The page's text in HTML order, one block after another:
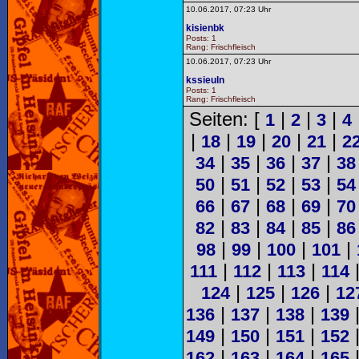
10.06.2017, 07:23 Uhr
kisienbk
Posts: 1
Rang: Frischfleisch
10.06.2017, 07:23 Uhr
kssieuln
Posts: 1
Rang: Frischfleisch
Seiten: [ 1| 2| 3| 4
| 18| 19| 20| 21|
34| 35 | 36 | 37 | 38
50 | 51 | 52 | 53 | 54
66 | 67 | 68 | 69 | 70
82 | 83 | 84| 85 | 86
98| 99| 100| 101|
111 | 112 | 113 | 114
124| 125| 126|
136 | 137 | 138 | 139
149 | 150 | 151 | 152